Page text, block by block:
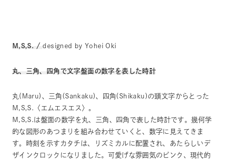
M,S,S. /designed by Yohei Oki
丸、三角、四角で文字盤面の数字を表した時計
丸(Maru)、三角(Sankaku)、四角(Shikaku)の頭文字からとった
M,S,S.〈エムエスエス〉。
M,S,S.は盤面の数字を丸、三角、四角で表した時計です。幾何学
的な図形のあつまりを組み合わせていくと、数字に見えてきま
す。時刻を示すカタチは、リズミカルに配置され、あたらしいデ
ザインクロックになりました。可愛げな雰囲気のピンク、現代的